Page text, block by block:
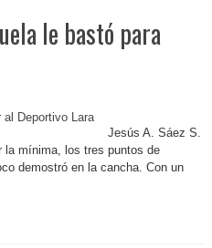
le bastó para
Jesús A. Sáez S.
la mínima, los tres puntos de
demostró en la cancha. Con un